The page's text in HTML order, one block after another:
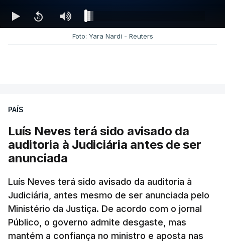
Foto: Yara Nardi - Reuters
PAÍS
Luís Neves terá sido avisado da
auditoria à Judiciária antes de ser
anunciada
Luís Neves terá sido avisado da auditoria à
Judiciária, antes mesmo de ser anunciada pelo
Ministério da Justiça. De acordo com o jornal
Público, o governo admite desgaste, mas
mantém a confiança no ministro e aposta nas